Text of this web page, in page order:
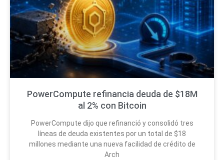
PowerCompute refinancia deuda de $18M
al 2% con Bitcoin
PowerCompute dijo que refinanció y consolidó tres
líneas de deuda existentes por un total de $18
millones mediante una nueva facilidad de crédito de
Arch